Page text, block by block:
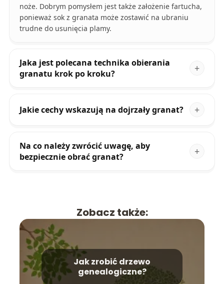
noże. Dobrym pomysłem jest także założenie fartucha,
ponieważ sok z granata może zostawić na ubraniu
trudne do usunięcia plamy.
Jaka jest polecana technika obierania
granatu krok po kroku?
Jakie cechy wskazują na dojrzały granat?
Na co należy zwrócić uwagę, aby
bezpiecznie obrać granat?
Zobacz także:
Jak zrobić drzewo
genealogiczne?